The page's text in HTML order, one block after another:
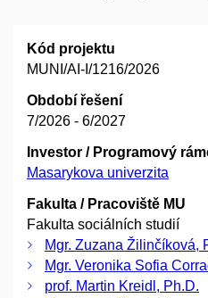
Kód projektu
MUNI/AI-I/1216/2026
Období řešení
7/2026 - 6/2027
Investor / Programový
Masarykova univerzita
Fakulta / Pracoviště MU
Fakulta sociálních studií
Mgr. Zuzana Žilinčíková,
Mgr. Veronika Sofia
prof. Martin Kreidl, Ph.D.